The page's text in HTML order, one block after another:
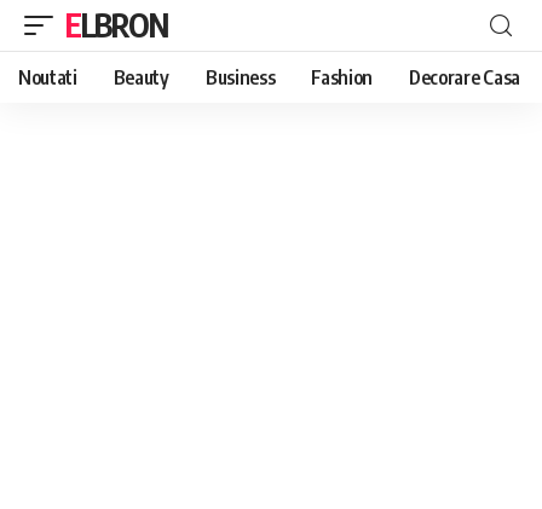
ELBRON
Noutati Beauty Business Fashion Decorare Casa